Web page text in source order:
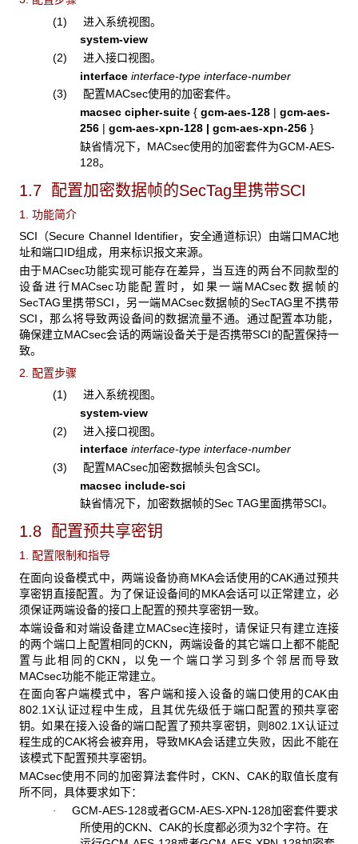
(1) 进入系统视图。
system-view
(2) 进入接口视图。
interface interface-type interface-number
(3) 配置MACsec使用的加密套件。
macsec cipher-suite { gcm-aes-128| gcm-aes-
256| gcm-aes-xpn-128 | gcm-aes-xpn-256 }
缺省情况下，MACsec使用的加密套件为GCM-AES-
128。
1.7 配置加密数据帧的SecTag里携带SCI
1. 功能简介
SCI（Secure Channel Identifier，安全通道标识）由端口MAC地
址和端口ID组成，用来标识报文来源。
由于MACsec功能实现可能存在差异，当互连的两台不同款型的
设备进行MACsec功能配置时，如果一端MACsec数据帧的
SecTAG里携带SCI，另一端MACsec数据帧的SecTAG里不携带
SCI，那么将导致两设备间的数据流量不通。通过配置本功能，
确保建立MACsec会话的两端设备关于是否携带SCI的配置保持一
致。
2. 配置步骤
(1) 进入系统视图。
system-view
(2) 进入接口视图。
interface interface-type interface-number
(3) 配置MACsec加密数据帧头包含SCI。
macsec include-sci
缺省情况下，加密数据帧的Sec TAG里面携带SCI。
1.8 配置预共享密钥
1. 配置限制和指导
在面向设备模式中，两端设备协商MKA会话使用的CAK通过预共
享密钥直接配置。为了保证设备间的MKA会话可以正常建立，必
须保证两端设备的接口上配置的预共享密钥一致。
本端设备和对端设备建立MACsec连接时，请保证只有建立连接
的两个端口上配置相同的CKN，两端设备的其它端口上都不能配
置与此相同的CKN，以免一个端口学习到多个邻居而导致
MACsec功能不能正常建立。
在面向客户端模式中，客户端和接入设备的端口使用的CAK由
802.1X认证过程中生成，且其优先级低于端口配置的预共享密
钥。如果在接入设备的端口配置了预共享密钥，则802.1X认证过
程生成的CAK将会被弃用，导致MKA会话建立失败，因此不能在
该模式下配置预共享密钥。
MACsec使用不同的加密算法套件时，CKN、CAK的取值长度有
所不同，具体要求如下：
· GCM-AES-128或者GCM-AES-XPN-128加密套件要求
所使用的CKN、CAK的长度都必须为32个字符。在